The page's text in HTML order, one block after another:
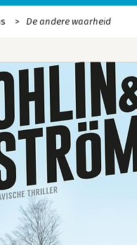
De andere waarheid